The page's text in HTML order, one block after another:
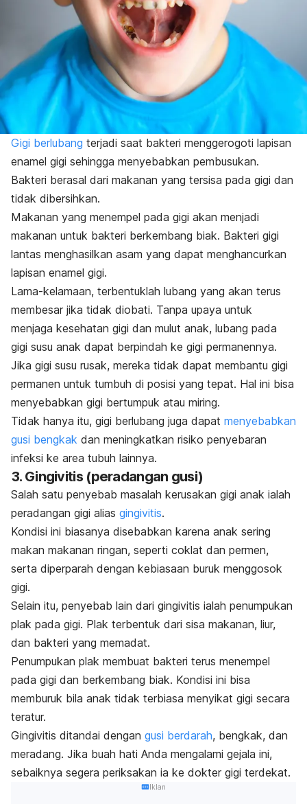
Gigi berlubang terjadi saat bakteri menggerogoti lapisan
enamel gigi sehingga menyebabkan pembusukan.
Bakteri berasal dari makanan yang tersisa pada gigi dan
tidak dibersihkan.
Makanan yang menempel pada gigi akan menjadi
makanan untuk bakteri berkembang biak. Bakteri gigi
lantas menghasilkan asam yang dapat menghancurkan
lapisan enamel gigi.
Lama-kelamaan, terbentuklah lubang yang akan terus
membesar jika tidak diobati. Tanpa upaya untuk
menjaga kesehatan gigi dan mulut anak, lubang pada
gigi susu anak dapat berpindah ke gigi permanennya.
Jika gigi susu rusak, mereka tidak dapat membantu gigi
permanen untuk tumbuh di posisi yang tepat. Hal ini bisa
menyebabkan gigi bertumpuk atau miring.
Tidak hanya itu, gigi berlubang juga dapat menyebabkan
gusi bengkak dan meningkatkan risiko penyebaran
infeksi ke area tubuh lainnya.
3. Gingivitis (peradangan gusi)
Salah satu penyebab masalah kerusakan gigi anak ialah
peradangan gigi alias gingivitis.
Kondisi ini biasanya disebabkan karena anak sering
makan makanan ringan, seperti coklat dan permen,
serta diperparah dengan kebiasaan buruk menggosok
gigi.
Selain itu, penyebab lain dari gingivitis ialah penumpukan
plak pada gigi. Plak terbentuk dari sisa makanan, liur,
dan bakteri yang memadat.
Penumpukan plak membuat bakteri terus menempel
pada gigi dan berkembang biak. Kondisi ini bisa
memburuk bila anak tidak terbiasa menyikat gigi secara
teratur.
Gingivitis ditandai dengan gusi berdarah, bengkak, dan
meradang. Jika buah hati Anda mengalami gejala ini,
sebaiknya segera periksakan ia ke dokter gigi terdekat.
Iklan